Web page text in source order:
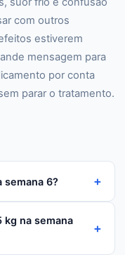
com outros
estiverem
mensagem para
por conta
parar o tratamento.
semana 6? +
kg na semana
+